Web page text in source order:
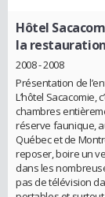
Hôtel
la restauration
2008 - 2008
Présentation de
L’hôtel Sacacomie,
chambres
réserve faunique,
Québec et de
reposer, boire un
dans les
pas de télévision